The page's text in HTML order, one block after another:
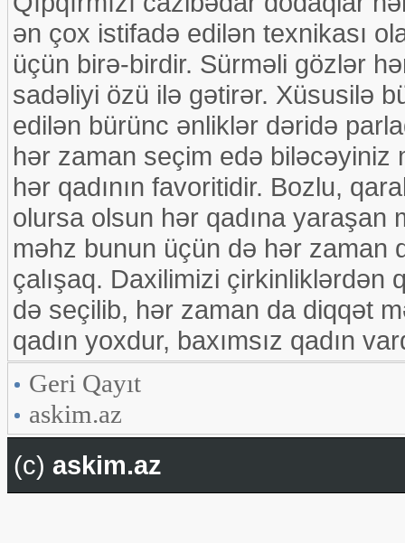
ən çox istifadə edilən texnikası
üçün birə-birdir. Sürməli gözlər
sadəliyi özü ilə gətirər. Xüsusilə
edilən bürünc ənliklər dəridə
hər zaman seçim edə biləcəyiniz
hər qadının favoritidir. Bozlu,
olursa olsun hər qadına yaraşan
məhz bunun üçün də hər zaman
çalışaq. Daxilimizi çirkinliklərdən
də seçilib, hər zaman da diqqət
qadın yoxdur, baxımsız qadın
Geri Qayıt
askim.az
(c) askim.az